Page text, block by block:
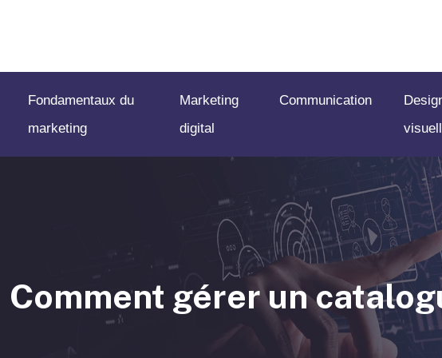
Fondamentaux du
marketing
Marketing
digital
Communication
Comment gérer un